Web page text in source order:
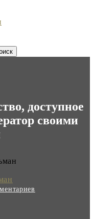
доступное
своими